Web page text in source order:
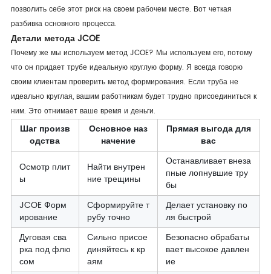
позволить себе этот риск на своем рабочем месте. Вот четкая
разбивка основного процесса.
Детали метода JCOE
Почему же мы используем метод JCOE? Мы используем его, потому
что он придает трубе идеальную круглую форму. Я всегда говорю
своим клиентам проверить метод формирования. Если труба не
идеально круглая, вашим работникам будет трудно присоединиться к
ним. Это отнимает ваше время и деньги.
Шаг произв
одства
Основное наз
начение
Прямая выгода для
вас
Осмотр плит
ы
Найти внутрен
ние трещины
Останавливает внеза
пные лопнувшие тру
бы
JCOE Форм
ирование
Сформируйте т
рубу точно
Делает установку по
ля быстрой
Дуговая сва
рка под флю
сом
Сильно присое
диняйтесь к кр
аям
Безопасно обрабаты
вает высокое давлен
ие